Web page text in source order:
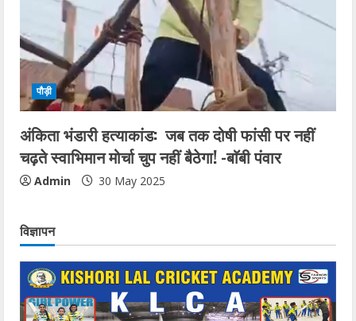
पौड़ी
अंकिता भंडारी हत्याकांड: जब तक दोषी फांसी पर नहीं
चढ़ते स्वाभिमान मोर्चा चुप नहीं बैठेगा! -बाॅबी पंवार
Admin 30 May 2025
विज्ञापन